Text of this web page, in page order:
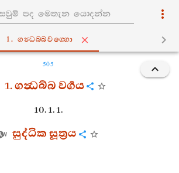
1. ගන්‍ධබ‍්බවග‍්ගො
505
1. ගන්‍ධබ්බ වර්‍ගය
10. 1. 1.
සුද්ධික සූත්‍රය